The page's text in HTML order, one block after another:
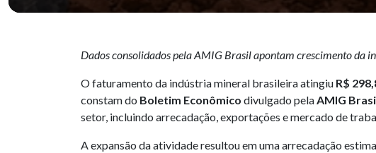
Dados consolidados pela AMIG Brasil apontam crescimento da
O faturamento da indústria mineral brasileira atingiu R$
constam do Boletim Econômico divulgado pelaAMIG
setor, incluindo arrecadação, exportações e mercado de
A expansão da atividade resultou em uma arrecadação